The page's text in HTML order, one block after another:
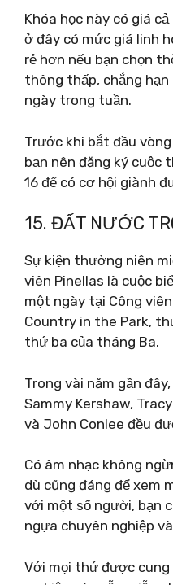
Khóa học này có giá
ở đây có mức giá linh
rẻ hơn nếu bạn chọn
thông thấp, chẳng
ngày trong tuần.
Trước khi bắt đầu
bạn nên đăng ký cuộc
16 để có cơ hội giành
15. ĐẤT NƯỚC
Sự kiện thường niên
viên Pinellas là cuộc
một ngày tại Công
Country in the Park,
thứ ba của tháng Ba.
Trong vài năm gần
Sammy Kershaw,
và John Conlee đều
Có âm nhạc không
dù cũng đáng để xem
với một số người, bạn
ngựa chuyên nghiệp
Với mọi thứ được